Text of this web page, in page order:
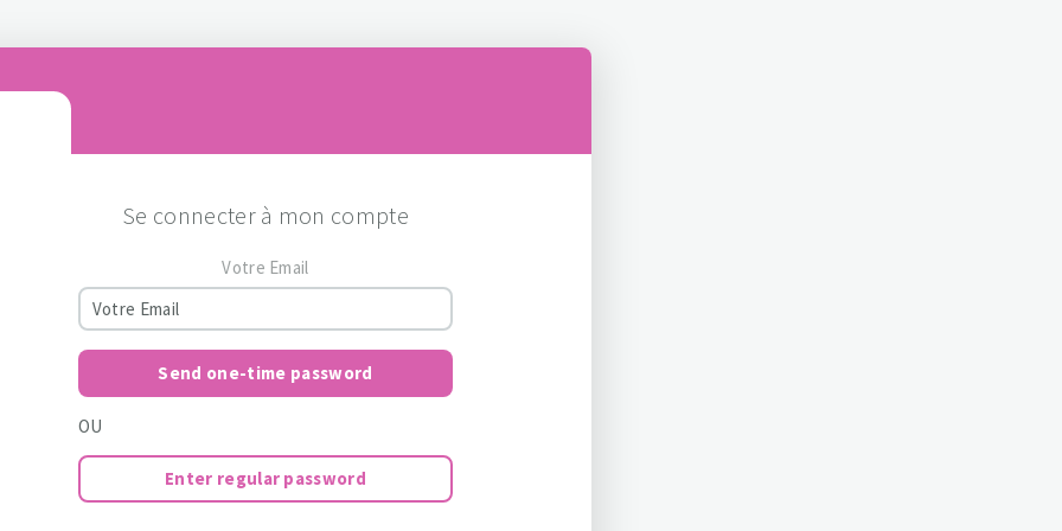
Se connecter à mon compte
Votre Email
Send one-time password
OU
Enter regular password